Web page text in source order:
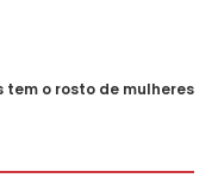
o rosto de mulheres